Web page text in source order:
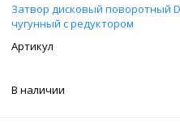
Затвор дисковый поворотный
чугунный с редуктором
В наличии